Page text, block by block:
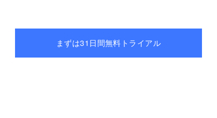
まずは31日間無料トライアル